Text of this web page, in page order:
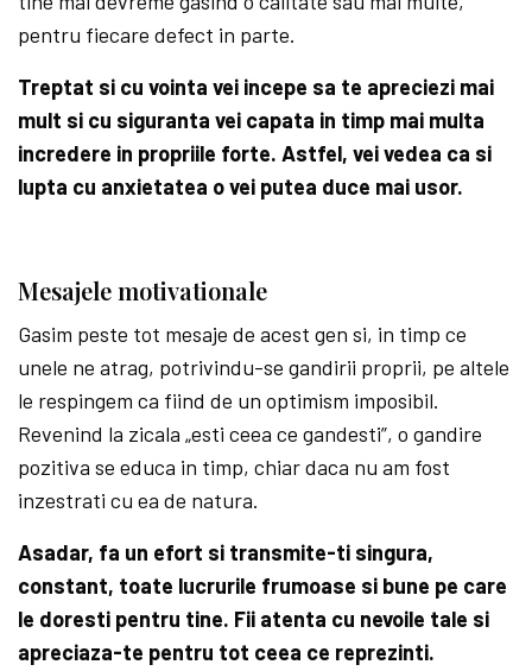
pentru fiecare defect in parte.
Treptat si cu vointa vei incepe sa te apreciezi mai
mult si cu siguranta vei capata in timp mai multa
incredere in propriile forte. Astfel, vei vedea ca si
lupta cu anxietatea o vei putea duce mai usor.
Mesajele motivationale
Gasim peste tot mesaje de acest gen si, in timp ce
unele ne atrag, potrivindu-se gandirii proprii, pe altele
le respingem ca fiind de un optimism imposibil.
Revenind la zicala „esti ceea ce gandesti”, o gandire
pozitiva se educa in timp, chiar daca nu am fost
inzestrati cu ea de natura.
Asadar, fa un efort si transmite-ti singura,
constant, toate lucrurile frumoase si bune pe care
le doresti pentru tine. Fii atenta cu nevoile tale si
apreciaza-te pentru tot ceea ce reprezinti.